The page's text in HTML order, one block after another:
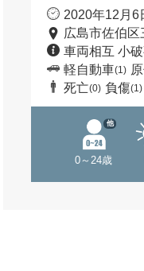
2020年12月6
広島市佐伯
車両相互 小
軽自動車(1)
死亡(0) 負傷(1)
0～24歳
他